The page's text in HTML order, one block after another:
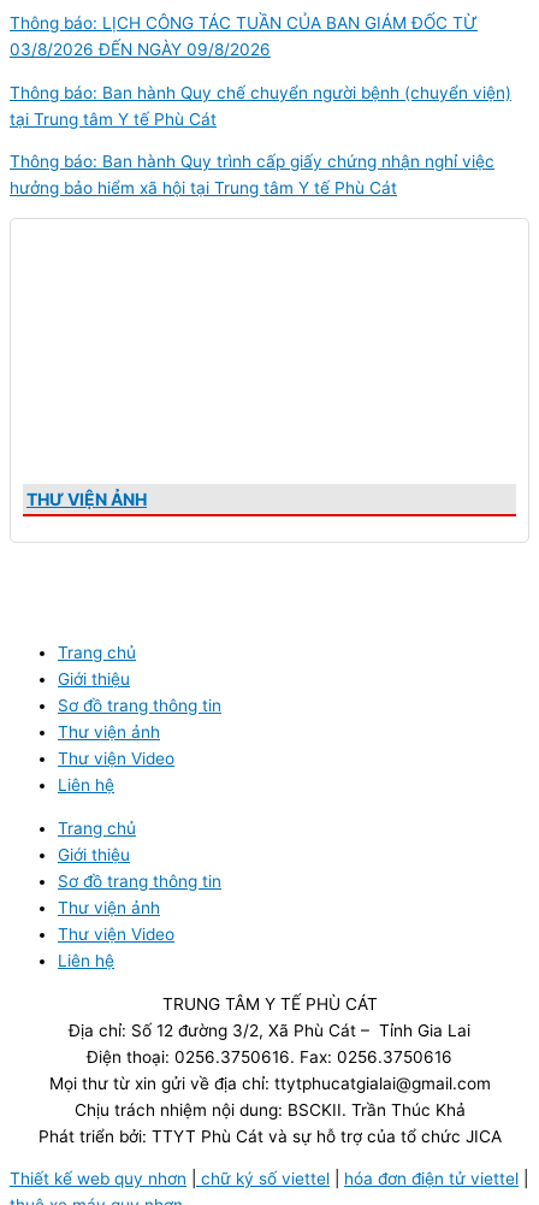
Thông báo: LỊCH CÔNG TÁC TUẦN CỦA BAN GIÁM ĐỐC TỪ
03/8/2026 ĐẾN NGÀY 09/8/2026
Thông báo: Ban hành Quy chế chuyển người bệnh (chuyển viện)
tại Trung tâm Y tế Phù Cát
Thông báo: Ban hành Quy trình cấp giấy chứng nhận nghỉ việc
hưởng bảo hiểm xã hội tại Trung tâm Y tế Phù Cát
THƯ VIỆN ẢNH
Trang chủ
Giới thiệu
Sơ đồ trang thông tin
Thư viện ảnh
Thư viện Video
Liên hệ
Trang chủ
Giới thiệu
Sơ đồ trang thông tin
Thư viện ảnh
Thư viện Video
Liên hệ
TRUNG TÂM Y TẾ PHÙ CÁT
Địa chỉ: Số 12 đường 3/2, Xã Phù Cát – Tỉnh Gia Lai
Điện thoại: 0256.3750616. Fax: 0256.3750616
Mọi thư từ xin gửi về địa chỉ: ttytphucatgialai@gmail.com
Chịu trách nhiệm nội dung: BSCKII. Trần Thúc Khả
Phát triển bởi: TTYT Phù Cát và sự hỗ trợ của tổ chức JICA
Thiết kế web quy nhơn chữ ký số viettel hóa đơn điện tử viettel